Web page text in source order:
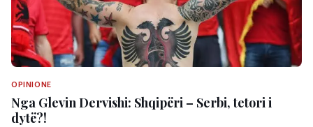
OPINIONE
Nga Glevin Dervishi: Shqipëri – Serbi, tetori i
dytë?!